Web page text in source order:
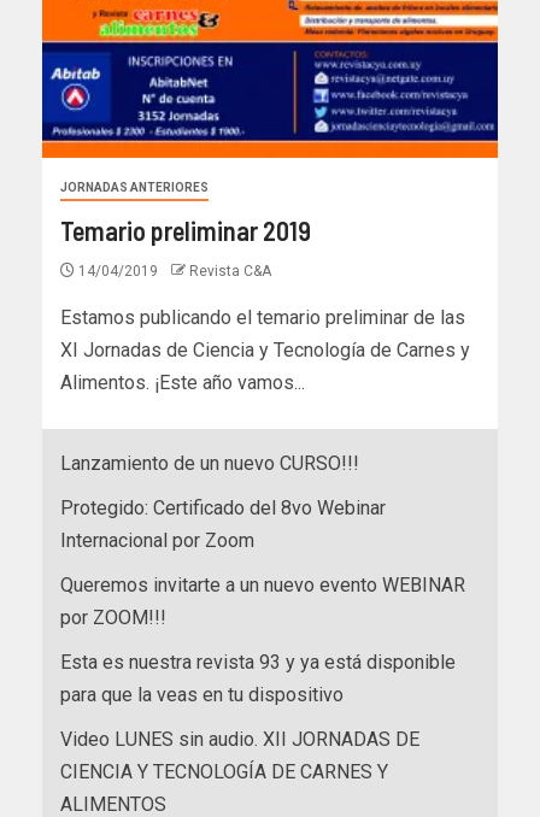
JORNADAS ANTERIORES
Temario preliminar 2019
14/04/2019 Revista C&A
Estamos publicando el temario preliminar de las
XI Jornadas de Ciencia y Tecnología de Carnes y
Alimentos. ¡Este año vamos...
Lanzamiento de un nuevo CURSO!!!
Protegido: Certificado del 8vo Webinar
Internacional por Zoom
Queremos invitarte a un nuevo evento WEBINAR
por ZOOM!!!
Esta es nuestra revista 93 y ya está disponible
para que la veas en tu dispositivo
Video LUNES sin audio. XII JORNADAS DE
CIENCIA Y TECNOLOGÍA DE CARNES Y
ALIMENTOS